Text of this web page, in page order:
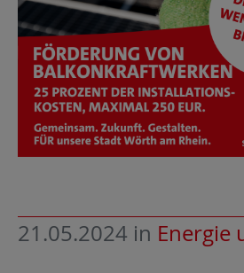
21.05.2024 in Energie